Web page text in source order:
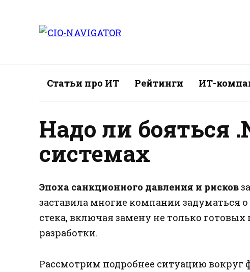
содержанию
Статьи про ИТ Рейтинги ИТ-
Надо ли бояться
системах
Эпоха санкционного давления и рисков
заставила многие компании задуматься
стека, включая замену не только
разработки.
Рассмотрим подробнее ситуацию вокруг